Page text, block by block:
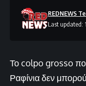
Last
REDNEWS
Το colpo grosso
Ραφίνια δεν